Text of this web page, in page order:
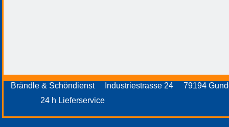
Brändle & Schöndienst Industriestrasse 24 79194
24 h Lieferservice